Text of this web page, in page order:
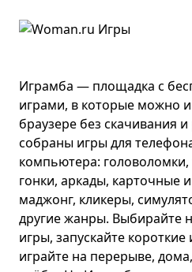
Играмба — площадка с
играми, в которые можно
браузере без скачивания
собраны игры для
компьютера:
гонки, аркады, карточные
маджонг, кликеры,
другие жанры. Выбирайте
игры, запускайте
играйте на перерыве,